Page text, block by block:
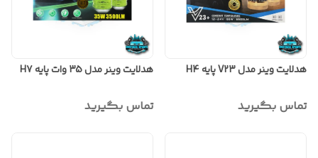
هدلایت وینر مدل V23 پایه H4
تماس بگیرید
هدلایت وینر مدل 35 وات پایه H7
تماس بگیرید